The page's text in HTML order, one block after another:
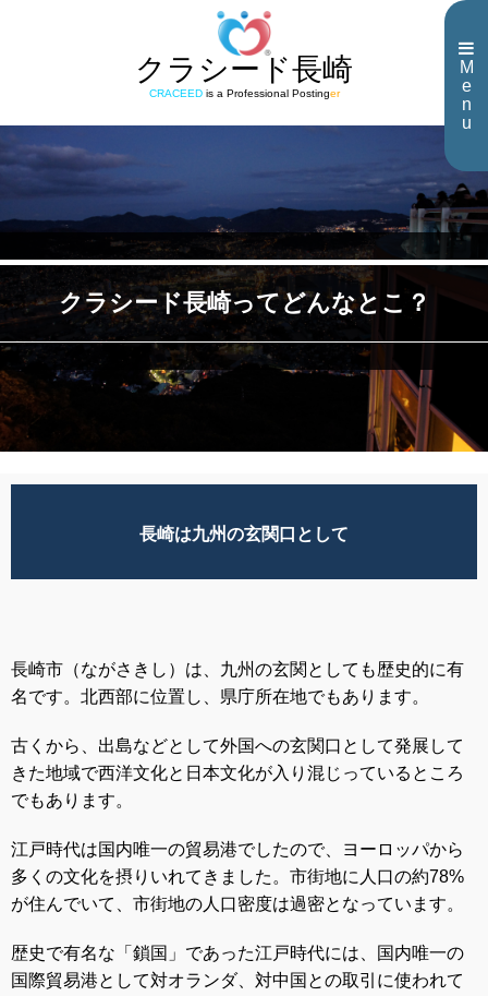
M
e
n
u
クラシード長崎
CRACEEDis a Professional Postinger
クラシード長崎ってどんなとこ？
長崎は九州の玄関口として
長崎市（ながさきし）は、九州の玄関としても歴史的に有
名です。北西部に位置し、県庁所在地でもあります。
古くから、出島などとして外国への玄関口として発展して
きた地域で西洋文化と日本文化が入り混じっているところ
でもあります。
江戸時代は国内唯一の貿易港でしたので、ヨーロッパから
多くの文化を摂りいれてきました。市街地に人口の約78%
が住んでいて、市街地の人口密度は過密となっています。
歴史で有名な「鎖国」であった江戸時代には、国内唯一の
国際貿易港として対オランダ、対中国との取引に使われて